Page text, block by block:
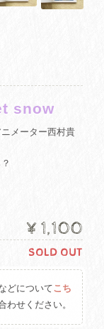
snow
メーター西村貴
¥1,100
SOLD OUT
どについてこち
わせください。